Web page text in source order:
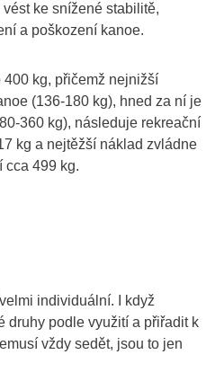
ke snížené stabilitě,
a poškození kanoe.
kg, přičemž nejnižší
(136-180 kg), hned za ní je
360 kg), následuje rekreační
kg a nejtěžší náklad zvládne
cca 499 kg.
individuální. I když
druhy podle využití a přiřadit k
vždy sedět, jsou to jen